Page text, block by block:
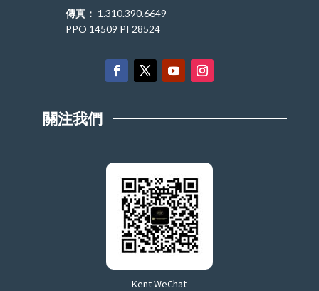
傳真： 1.310.390.6649
PPO 14509 PI 28524
關注我們
Kent WeChat